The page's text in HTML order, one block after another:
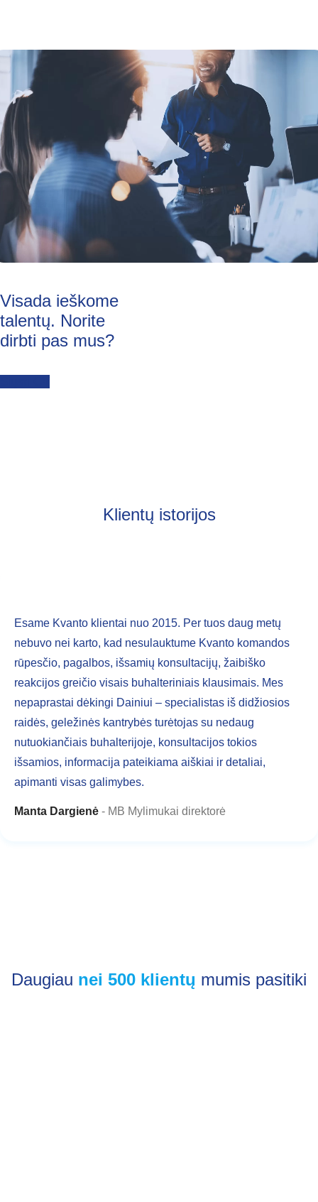
Visada ieškome
talentų. Norite
dirbti pas mus?
Klientų istorijos
Esame Kvanto klientai nuo 2015. Per tuos daug metų
nebuvo nei karto, kad nesulauktume Kvanto komandos
rūpesčio, pagalbos, išsamių konsultacijų, žaibiško
reakcijos greičio visais buhalteriniais klausimais. Mes
nepaprastai dėkingi Dainiui – specialistas iš didžiosios
raidės, geležinės kantrybės turėtojas su nedaug
nutuokiančiais buhalterijoje, konsultacijos tokios
išsamios, informacija pateikiama aiškiai ir detaliai,
apimanti visas galimybes.
Manta Dargienė MB Mylimukai direktorė
Daugiau nei 500 klientų mumis pasitiki